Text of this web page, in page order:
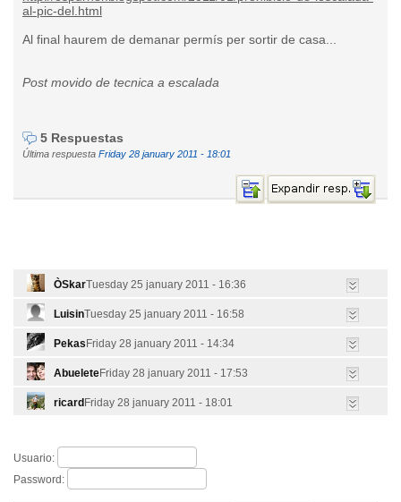
al-pic-del.html
Al final haurem de demanar permís per sortir de casa...
Post movido de tecnica a escalada
5 Respuestas
Última respuesta Friday 28 january 2011 - 18:01
ÒSkarTuesday 25 january 2011 - 16:36
LuisinTuesday 25 january 2011 - 16:58
Pekas Friday 28 january 2011 - 14:34
AbueleteFriday 28 january 2011 - 17:53
ricard Friday 28 january 2011 - 18:01
Usuario:
Password: